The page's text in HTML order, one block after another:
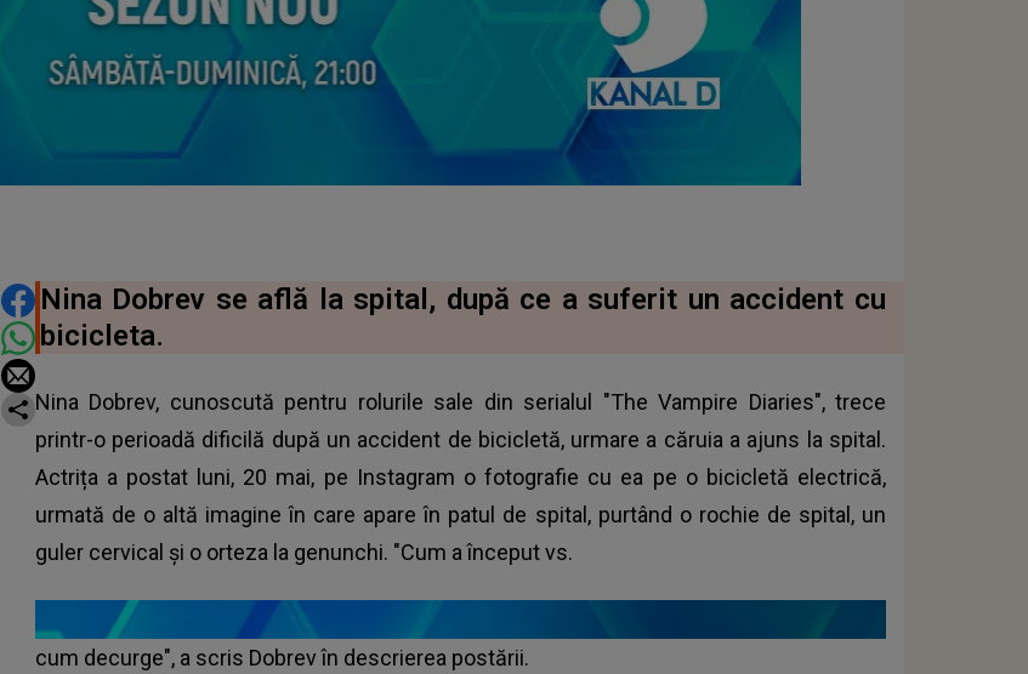
DISTRIBUIE ARTICOLUL
Nina Dobrev se află la spital, după ce a suferit un accident cu
bicicleta.
Nina Dobrev, cunoscută pentru rolurile sale din serialul "The Vampire Diaries", trece
printr-o perioadă dificilă după un accident de bicicletă, urmare a căruia a ajuns la spital.
Actrița a postat luni, 20 mai, pe Instagram o fotografie cu ea pe o bicicletă electrică,
urmată de o altă imagine în care apare în patul de spital, purtând o rochie de spital, un
guler cervical și o orteza la genunchi. "Cum a început vs.
cum decurge", a scris Dobrev în descrierea postării.